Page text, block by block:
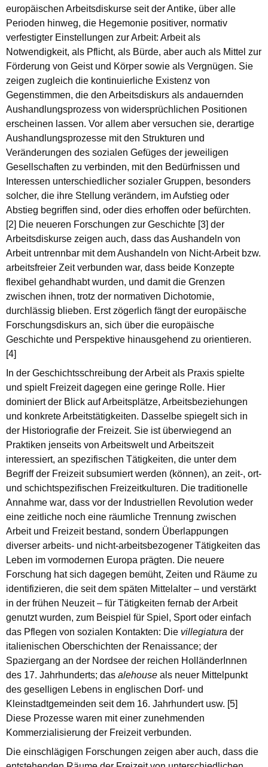
europäischen Arbeitsdiskurse seit der Antike, über alle
Perioden hinweg, die Hegemonie positiver, normativ
verfestigter Einstellungen zur Arbeit: Arbeit als
Notwendigkeit, als Pflicht, als Bürde, aber auch als Mittel zur
Förderung von Geist und Körper sowie als Vergnügen. Sie
zeigen zugleich die kontinuierliche Existenz von
Gegenstimmen, die den Arbeitsdiskurs als andauernden
Aushandlungsprozess von widersprüchlichen Positionen
erscheinen lassen. Vor allem aber versuchen sie, derartige
Aushandlungsprozesse mit den Strukturen und
Veränderungen des sozialen Gefüges der jeweiligen
Gesellschaften zu verbinden, mit den Bedürfnissen und
Interessen unterschiedlicher sozialer Gruppen, besonders
solcher, die ihre Stellung verändern, im Aufstieg oder
Abstieg begriffen sind, oder dies erhoffen oder befürchten.
[2] Die neueren Forschungen zur Geschichte [3] der
Arbeitsdiskurse zeigen auch, dass das Aushandeln von
Arbeit untrennbar mit dem Aushandeln von Nicht-Arbeit bzw.
arbeitsfreier Zeit verbunden war, dass beide Konzepte
flexibel gehandhabt wurden, und damit die Grenzen
zwischen ihnen, trotz der normativen Dichotomie,
durchlässig blieben. Erst zögerlich fängt der europäische
Forschungsdiskurs an, sich über die europäische
Geschichte und Perspektive hinausgehend zu orientieren.
[4]
In der Geschichtsschreibung der Arbeit als Praxis spielte
und spielt Freizeit dagegen eine geringe Rolle. Hier
dominiert der Blick auf Arbeitsplätze, Arbeitsbeziehungen
und konkrete Arbeitstätigkeiten. Dasselbe spiegelt sich in
der Historiografie der Freizeit. Sie ist überwiegend an
Praktiken jenseits von Arbeitswelt und Arbeitszeit
interessiert, an spezifischen Tätigkeiten, die unter dem
Begriff der Freizeit subsumiert werden (können), an zeit-, ort-
und schichtspezifischen Freizeitkulturen. Die traditionelle
Annahme war, dass vor der Industriellen Revolution weder
eine zeitliche noch eine räumliche Trennung zwischen
Arbeit und Freizeit bestand, sondern Überlappungen
diverser arbeits- und nicht-arbeitsbezogener Tätigkeiten das
Leben im vormodernen Europa prägten. Die neuere
Forschung hat sich dagegen bemüht, Zeiten und Räume zu
identifizieren, die seit dem späten Mittelalter – und verstärkt
in der frühen Neuzeit – für Tätigkeiten fernab der Arbeit
genutzt wurden, zum Beispiel für Spiel, Sport oder einfach
das Pflegen von sozialen Kontakten: Die villegiatura der
italienischen Oberschichten der Renaissance; der
Spaziergang an der Nordsee der reichen HolländerInnen
des 17. Jahrhunderts; das alehouse als neuer Mittelpunkt
des geselligen Lebens in englischen Dorf- und
Kleinstadtgemeinden seit dem 16. Jahrhundert usw. [5]
Diese Prozesse waren mit einer zunehmenden
Kommerzialisierung der Freizeit verbunden.
Die einschlägigen Forschungen zeigen aber auch, dass die